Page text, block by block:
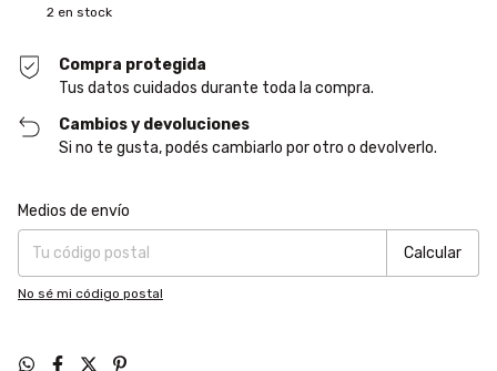
2en stock
Compra protegida
Tus datos cuidados durante toda la compra.
Cambios y devoluciones
Si no te gusta, podés cambiarlo por otro o devolverlo.
Entregas para el CP:
Medios de envío
Calcular
No sé mi código postal